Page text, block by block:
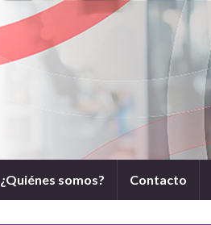
¿Quiénes somos? Contacto